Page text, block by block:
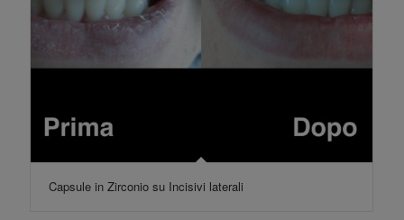
Capsule in Zirconio su Incisivi laterali